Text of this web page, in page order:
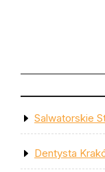
Salwatorskie
Dentysta